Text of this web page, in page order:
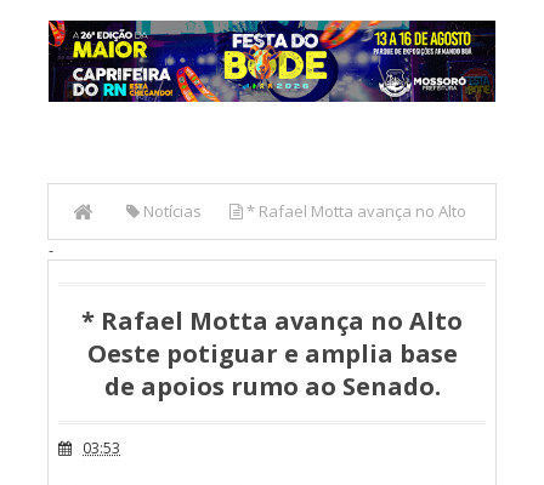
Notícias * Rafael Motta avança no Alto
Oeste potiguar e amplia base de apoios rumo ao Senado.
-
* Rafael Motta avança no Alto
Oeste potiguar e amplia base
de apoios rumo ao Senado.
03:53